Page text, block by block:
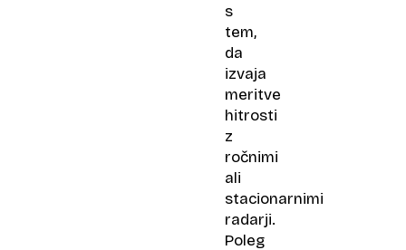
s
tem,
da
izvaja
meritve
hitrosti
z
ročnimi
ali
stacionarnimi
radarji.
Poleg